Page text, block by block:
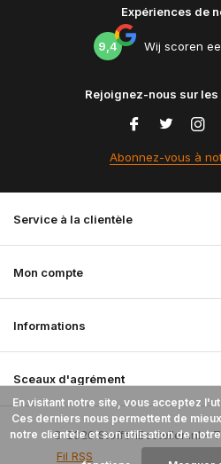
Expériences de
9,4 Wij scoren
Rejoignez-nous sur
Abonnez-vous à
Service à la clientèle
Mon compte
Informations
Sceaux d'agrément
© 2026 StoffenBestellen.nl -
Fil RSS
En visitant notre site, vous acceptez
Ces derniers nous permettent de
notre clientèle et son utilisation de